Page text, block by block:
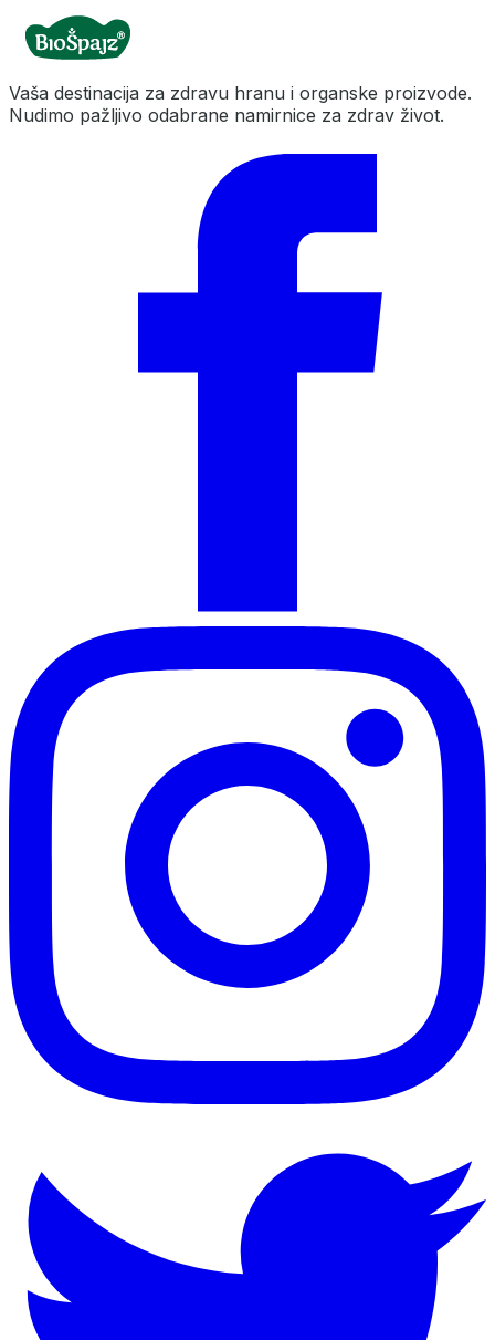
Vaša destinacija za zdravu hranu i organske proizvode.
Nudimo pažljivo odabrane namirnice za zdrav život.